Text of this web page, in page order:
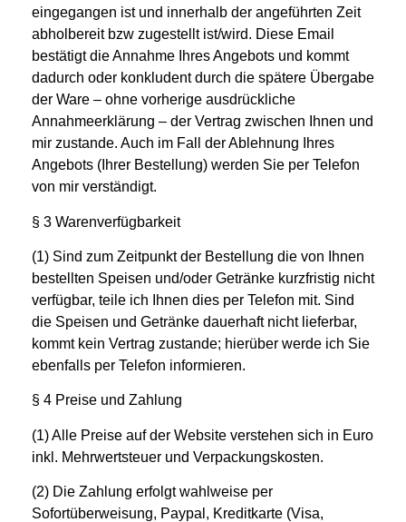
eingegangen ist und innerhalb der angeführten Zeit
abholbereit bzw zugestellt ist/wird. Diese Email
bestätigt die Annahme Ihres Angebots und kommt
dadurch oder konkludent durch die spätere Übergabe
der Ware – ohne vorherige ausdrückliche
Annahmeerklärung – der Vertrag zwischen Ihnen und
mir zustande. Auch im Fall der Ablehnung Ihres
Angebots (Ihrer Bestellung) werden Sie per Telefon
von mir verständigt.
§ 3 Warenverfügbarkeit
(1) Sind zum Zeitpunkt der Bestellung die von Ihnen
bestellten Speisen und/oder Getränke kurzfristig nicht
verfügbar, teile ich Ihnen dies per Telefon mit. Sind
die Speisen und Getränke dauerhaft nicht lieferbar,
kommt kein Vertrag zustande; hierüber werde ich Sie
ebenfalls per Telefon informieren.
§ 4 Preise und Zahlung
(1) Alle Preise auf der Website verstehen sich in Euro
inkl. Mehrwertsteuer und Verpackungskosten.
(2) Die Zahlung erfolgt wahlweise per
Sofortüberweisung, Paypal, Kreditkarte (Visa,